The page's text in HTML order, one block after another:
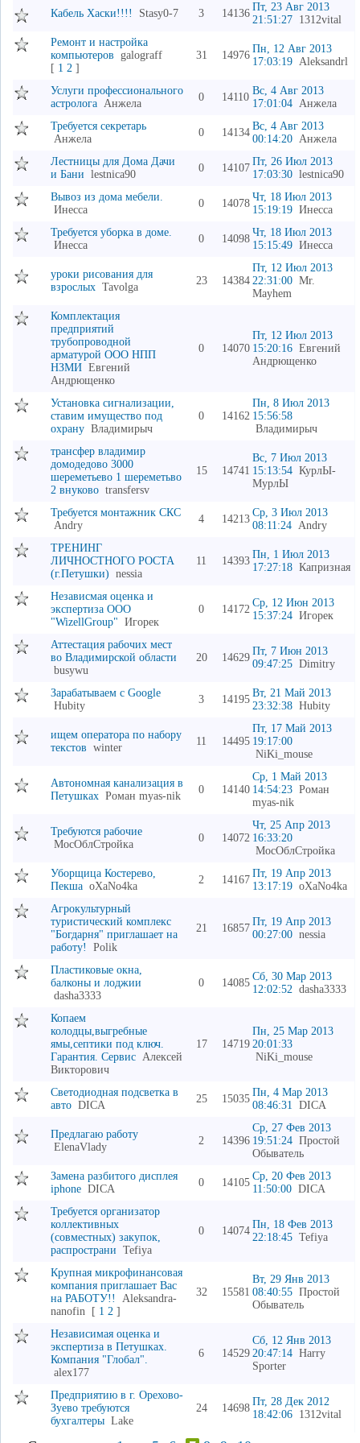
Кабель Хаски!!!!
Stasy0-7 3 14136
Пт, 23 Авг 2013
21:51:27 1312vital
Ремонт и настройка
компьютеров
galograff
[ 1 2 ]
31 14976
Пн, 12 Авг 2013
17:03:19 Aleksandrl
Услуги профессионального
астролога Анжела
0 14110
Вс, 4 Авг 2013
17:01:04 Анжела
Требуется секретарь
Анжела
0 14134
Вс, 4 Авг 2013
00:14:20 Анжела
Лестницы для Дома Дачи
и Бани
lestnica90
0 14107
Пт, 26 Июл 2013
17:03:30 lestnica90
Вывоз из дома мебели.
Инесса
0 14078
Чт, 18 Июл 2013
15:19:19 Инесса
Требуется уборка в доме.
Инесса
0 14098
Чт, 18 Июл 2013
15:15:49 Инесса
уроки рисования для
взрослых Tavolga
23 14384
Пт, 12 Июл 2013
22:31:00 Mr.
Mayhem
Комплектация
предприятий
трубопроводной
арматурой ООО НПП
НЗМИ Евгений
Андрющенко
0 14070
Пт, 12 Июл 2013
15:20:16 Евгений
Андрющенко
Установка сигнализации,
ставим имущество под
охрану Владимирыч
0 14162
Пн, 8 Июл 2013
15:56:58
Владимирыч
трансфер владимир
домодедово 3000
шереметьево 1 шереметьво
2 внуково transfersv
15 14741
Вс, 7 Июл 2013
15:13:54 КурлЫ-
МурлЫ
Требуется монтажник СКС
Andry
4 14213
Ср, 3 Июл 2013
08:11:24 Andry
ТРЕНИНГ
ЛИЧНОСТНОГО РОСТА
(г.Петушки)
nessia
11 14393
Пн, 1 Июл 2013
17:27:18 Капризная
Независмая оценка и
экспертиза ООО
"WizellGroup"
Игорек
0 14172
Ср, 12 Июн 2013
15:37:24 Игорек
Аттестация рабочих мест
во Владимирской области
busywu
20 14629
Пт, 7 Июн 2013
09:47:25 Dimitry
Зарабатываем с Google
Hubity
3 14195
Вт, 21 Май 2013
23:32:38 Hubity
ищем оператора по набору
текстов
winter
11 14495
Пт, 17 Май 2013
19:17:00
NiKi_mouse
Автономная канализация в
Петушках Роман myas-nik
0 14140
Ср, 1 Май 2013
14:54:23 Роман
myas-nik
Требуются рабочие
МосОблСтройка
0 14072
Чт, 25 Апр 2013
16:33:20
МосОблСтройка
Уборщица Костерево,
Пекша oXaNo4ka
2 14167
Пт, 19 Апр 2013
13:17:19 oXaNo4ka
Агрокультурный
туристический комплекс
"Богдарня" приглашает на
работу!
Polik
21 16857
Пт, 19 Апр 2013
00:27:00 nessia
Пластиковые окна,
балконы и лоджии
dasha3333
0 14085
Сб, 30 Мар 2013
12:02:52 dasha3333
Копаем
колодцы,выгребные
ямы,септики под ключ.
Гарантия. Сервис Алексей
Викторович
17 14719
Пн, 25 Мар 2013
20:01:33
NiKi_mouse
Светодиодная подсветка в
авто DICA
25 15035
Пн, 4 Мар 2013
08:46:31
DICA
Предлагаю работу
ElenaVlady
2 14396
Ср, 27 Фев 2013
19:51:24 Простой
Обыватель
Замена разбитого дисплея
iphone DICA
0 14105
Ср, 20 Фев 2013
11:50:00 DICA
Требуется организатор
коллективных
(совместных) закупок,
распространи
Tefiya
0 14074
Пн, 18 Фев 2013
22:18:45 Tefiya
Крупная микрофинансовая
компания приглашает Вас
на РАБОТУ!!
Aleksandra-
nanofin
[ 1 2 ]
32 15581
Вт, 29 Янв 2013
08:40:55 Простой
Обыватель
Независимая оценка и
экспертиза в Петушках.
Компания "Глобал".
alex177
6 14529
Сб, 12 Янв 2013
20:47:14 Harry
Sporter
Предприятию в г. Орехово-
Зуево требуются
бухгалтеры Lake
24 14698
Пт, 28 Дек 2012
18:42:06 1312vital